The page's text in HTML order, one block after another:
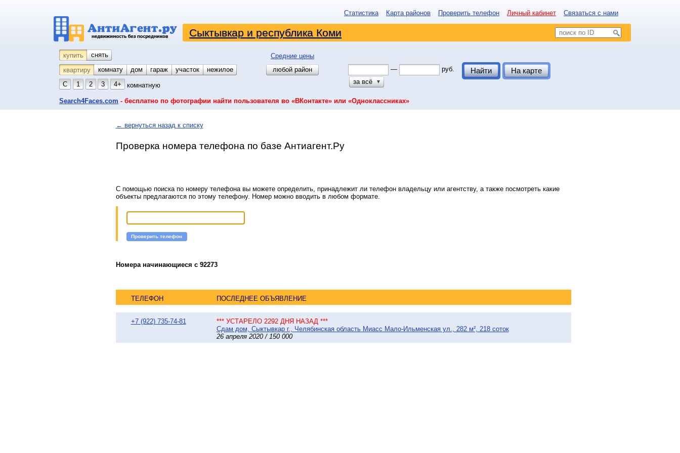
Статистика Карта районов Проверить телефон Личный кабинет Связаться с нами
Сыктывкар и республика Коми
купить снять
Средние цены
квартиру
комнату койко-место
дом гараж участок
нежилое
С
1 2 3 4+ комнатную
любой район —
руб.
за всё
▼
Найти На карте
Search4Faces.com - бесплатно по фотографии найти пользователя во «ВКонтакте» или «Одноклассниках»
← вернуться назад к списку
Проверка номера телефона по базе Антиагент.Ру
С помощью поиска по номеру телефона вы можете определить, принадлежит ли телефон владельцу или агентству, а также посмотреть какие
объекты предлагаются по этому телефону. Номер можно вводить в любом формате.
Проверить телефон
Номера начинающиеся с 92273
ТЕЛЕФОН ПОСЛЕДНЕЕ ОБЪЯВЛЕНИЕ
+7 (922) 735-74-81
*** УСТАРЕЛО 2292 ДНЯ НАЗАД ***
Сдам дом, Сыктывкар г., Челябинская область Миасс Мало-Ильменская ул., 282 м², 218 соток
26 апреля 2020 / 150 000